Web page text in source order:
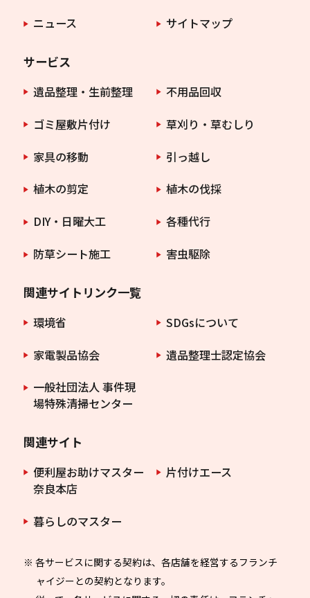
ニュース
サイトマップ
サービス
遺品整理・生前整理
不用品回収
ゴミ屋敷片付け
草刈り・草むしり
家具の移動
引っ越し
植木の剪定
植木の伐採
DIY・日曜大工
各種代行
防草シート施工
害虫駆除
関連サイトリンク一覧
環境省
SDGsについて
家電製品協会
遺品整理士認定協会
一般社団法人 事件現
場特殊清掃センター
関連サイト
便利屋お助けマスター
奈良本店
片付けエース
暮らしのマスター
※ 各サービスに関する契約は、各店舗を経営するフランチ
ャイジーとの契約となります。